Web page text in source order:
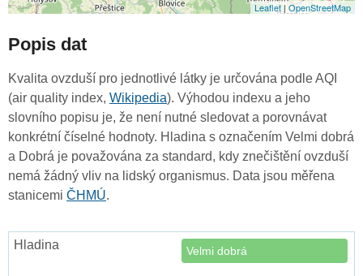
Leaflet|OpenStreetMap
Popis dat
Kvalita ovzduší pro jednotlivé látky je určována podle AQI
(air quality index, Wikipedia). Výhodou indexu a jeho
slovního popisu je, že není nutné sledovat a porovnávat
konkrétní číselné hodnoty. Hladina s označením Velmi dobrá
a Dobrá je považována za standard, kdy znečištění ovzduší
nemá žádný vliv na lidský organismus. Data jsou měřena
stanicemi ČHMÚ.
Velmi dobrá